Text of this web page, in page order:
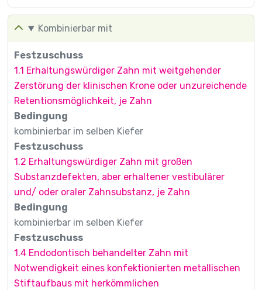
Kombinierbar mit
Festzuschuss
1.1 Erhaltungswürdiger Zahn mit weitgehender
Zerstörung der klinischen Krone oder unzureichende
Retentionsmöglichkeit, je Zahn
Bedingung
kombinierbar im selben Kiefer
Festzuschuss
1.2 Erhaltungswürdiger Zahn mit großen
Substanzdefekten, aber erhaltener vestibulärer
und/ oder oraler Zahnsubstanz, je Zahn
Bedingung
kombinierbar im selben Kiefer
Festzuschuss
1.4 Endodontisch behandelter Zahn mit
Notwendigkeit eines konfektionierten metallischen
Stiftaufbaus mit herkömmlichen